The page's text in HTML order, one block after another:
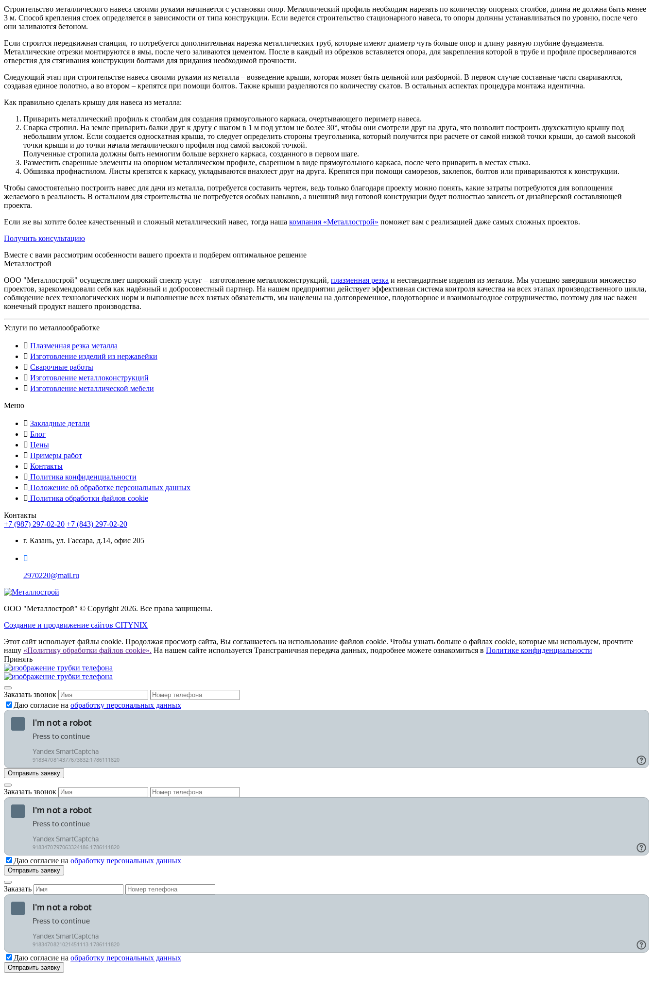
Строительство металлического навеса своими руками начинается с установки опор. Металлический профиль необходим нарезать по количеству опорных столбов, длина не должна быть менее
3 м. Способ крепления стоек определяется в зависимости от типа конструкции. Если ведется строительство стационарного навеса, то опоры должны устанавливаться по уровню, после чего
они заливаются бетоном.
Если строится передвижная станция, то потребуется дополнительная нарезка металлических труб, которые имеют диаметр чуть больше опор и длину равную глубине фундамента.
Металлические отрезки монтируются в ямы, после чего заливаются цементом. После в каждый из обрезков вставляется опора, для закрепления которой в трубе и профиле просверливаются
отверстия для стягивания конструкции болтами для придания необходимой прочности.
Следующий этап при строительстве навеса своими руками из металла – возведение крыши, которая может быть цельной или разборной. В первом случае составные части свариваются,
создавая единое полотно, а во втором – крепятся при помощи болтов. Также крыши разделяются по количеству скатов. В остальных аспектах процедура монтажа идентична.
Как правильно сделать крышу для навеса из металла:
Приварить металлический профиль к столбам для создания прямоугольного каркаса, очертывающего периметр навеса.
Сварка стропил. На земле приварить балки друг к другу с шагом в 1 м под углом не более 30°, чтобы они смотрели друг на друга, что позволит построить двухскатную крышу под
небольшим углом. Если создается односкатная крыша, то следует определить стороны треугольника, который получится при расчете от самой низкой точки крыши, до самой высокой
точки крыши и до точки начала металлического профиля под самой высокой точкой.
Полученные стропила должны быть немногим больше верхнего каркаса, созданного в первом шаге.
Разместить сваренные элементы на опорном металлическом профиле, сваренном в виде прямоугольного каркаса, после чего приварить в местах стыка.
Обшивка профнастилом. Листы крепятся к каркасу, укладываются внахлест друг на друга. Крепятся при помощи саморезов, заклепок, болтов или привариваются к конструкции.
Чтобы самостоятельно построить навес для дачи из металла, потребуется составить чертеж, ведь только благодаря проекту можно понять, какие затраты потребуются для воплощения
желаемого в реальность. В остальном для строительства не потребуется особых навыков, а внешний вид готовой конструкции будет полностью зависеть от дизайнерской составляющей
проекта.
Если же вы хотите более качественный и сложный металлический навес, тогда наша компания «Металлострой» поможет вам с реализацией даже самых сложных проектов.
Получить консультацию
Вместе с вами рассмотрим особенности вашего проекта и подберем оптимальное решение
Металлострой
ООО "Металлострой" осуществляет широкий спектр услуг – изготовление металлоконструкций, плазменная резка и нестандартные изделия из металла. Мы успешно завершили множество
проектов, зарекомендовали себя как надёжный и добросовестный партнер. На нашем предприятии действует эффективная система контроля качества на всех этапах производственного цикла,
соблюдение всех технологических норм и выполнение всех взятых обязательств, мы нацелены на долговременное, плодотворное и взаимовыгодное сотрудничество, поэтому для нас важен
конечный продукт нашего производства.
Услуги по металлообработке
Плазменная резка металла
Изготовление изделий из нержавейки
Сварочные работы
Изготовление металлоконструкций
Изготовление металлической мебели
Меню
Закладные детали
Блог
Цены
Примеры работ
Контакты
Политика конфиденциальности
Положение об обработке персональных данных
Политика обработки файлов cookie
Контакты
+7 (987) 297-02-20 +7 (843) 297-02-20
г. Казань, ул. Гассара, д.14, офис 205
2970220@mail.ru
ООО "Металлострой" © Copyright 2026. Все права защищены.
Создание и продвижение сайтов CITYNIX
Этот сайт использует файлы cookie. Продолжая просмотр сайта, Вы соглашаетесь на использование файлов cookie. Чтобы узнать больше о файлах cookie, которые мы используем, прочтите
нашу «Политику обработки файлов cookie». На нашем сайте используется Трансграничная передача данных, подробнее можете ознакомиться в Политике конфиденциальности
Принять
Заказать звонок
Даю согласие на обработку персональных данных
Заказать звонок
Даю согласие на обработку персональных данных
Заказать
Даю согласие на обработку персональных данных